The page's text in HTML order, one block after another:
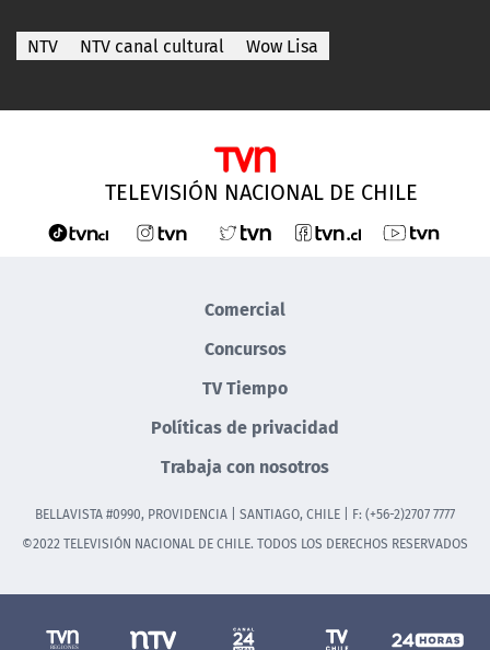
NTV NTV canal cultural Wow Lisa
TELEVISIÓN NACIONAL DE CHILE
Comercial
Concursos
TV Tiempo
Políticas de privacidad
Trabaja con nosotros
BELLAVISTA #0990, PROVIDENCIA | SANTIAGO, CHILE | F: (+56-2)2707 7777
©2022 TELEVISIÓN NACIONAL DE CHILE. TODOS LOS DERECHOS RESERVADOS